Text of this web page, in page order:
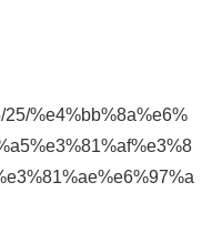
25/%e4%bb%8a%e6%